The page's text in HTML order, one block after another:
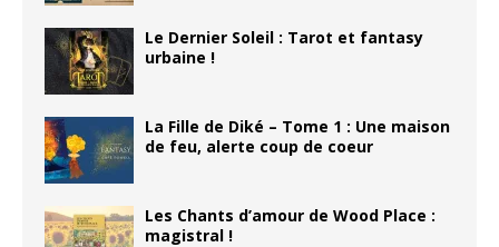
Le Dernier Soleil : Tarot et fantasy
urbaine !
La Fille de Diké – Tome 1 : Une maison
de feu, alerte coup de coeur
Les Chants d’amour de Wood Place :
magistral !